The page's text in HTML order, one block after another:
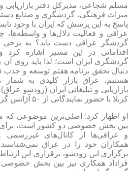
مسلم شجاعی، مدیرکل دفتر
میراث فرهنگی، گردشگری و صنایع
پاسخ به این پرسش که ایران با وجود
گردشگر عراقی دست یابد؟ به
اقداماتی در این مسیر اشاره کرد
گردشگری ایران است؛ لذا باید روی آن
هستیم، عراق بازار کلیدی به شمار
بازاریابی و تبلیغاتی ایران (رودشو
کربلا با حضور نمایندگانی از ۵۰ آژانس گردشگری برگزار شد.
او اظهار کرد: اصلی‌ترین موضوعی که
بین بخش خصوصی دو کشور است، برای
و عراقی‌ها از کانال‌های غیررسمی
همکاران خود را در عراق
برگزاری این رودشو، برقراری این
قراداد همکاری نیز بین بخش